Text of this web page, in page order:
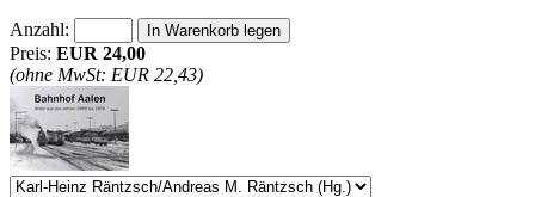
Anzahl:
Preis: EUR 24,00
(ohne MwSt: EUR 22,43)